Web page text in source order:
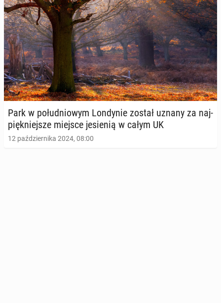
Park w po­łu­dnio­wym Lon­dy­nie został uznany za naj­
pięk­niej­sze miejsce je­sie­nią w całym UK
12 października 2024, 08:00